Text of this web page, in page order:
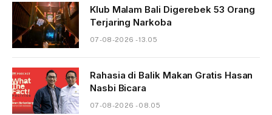
Klub Malam Bali Digerebek 53 Orang
Terjaring Narkoba
07-08-2026 - 13.05
Rahasia di Balik Makan Gratis Hasan
Nasbi Bicara
07-08-2026 - 08.05